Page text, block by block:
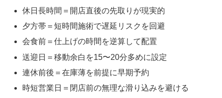
休日長時間＝開店直後の先取りが現実的
夕方帯＝短時間施術で遅延リスクを回避
会食前＝仕上げの時間を逆算して配置
送迎日＝移動余白を15〜20分多めに設定
連休前後＝在庫薄を前提に早期予約
時短営業日＝閉店前の無理な滑り込みを避ける